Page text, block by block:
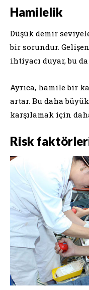
Hamilelik
Düşük demir
bir sorundur.
ihtiyacı duyar, bu
Ayrıca, hamile bir
artar. Bu daha
karşılamak için
Risk